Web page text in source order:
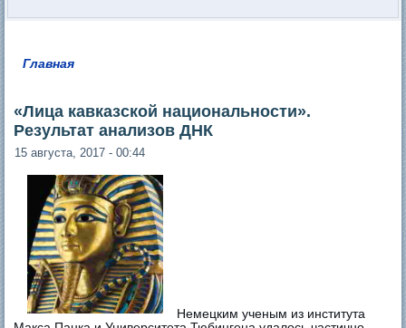
Главная
«Лица кавказской национальности».
Результат анализов ДНК
15 августа, 2017 - 00:44
Немецким ученым из института